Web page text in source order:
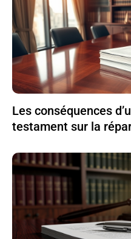
Les conséquences
testament sur la